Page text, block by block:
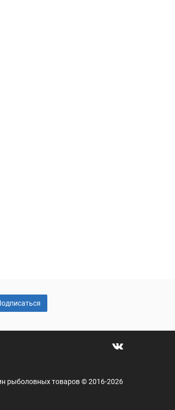
рыболовных товаров © 2016-2026